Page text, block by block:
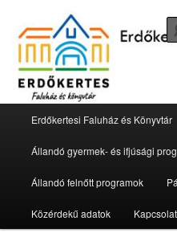
elsődleges
tartalomraErdőkertesi
Erdőkertesi Faluház és Könyvtár
Állandó gyermek- és ifjúsági
Állandó felnőtt programok
Közérdekű adatok Kapcsolat